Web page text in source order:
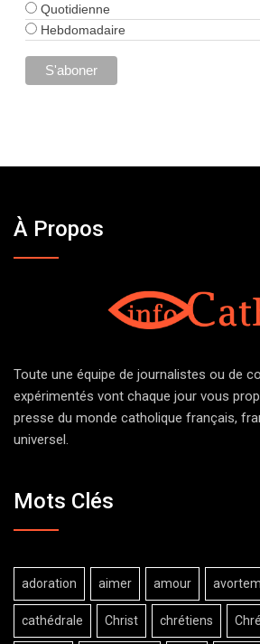
Quotidienne
Hebdomadaire
À Propos
Toute une équipe de journalistes ou de
expérimentés vont chaque jour vous
presse du monde catholique français,
universel.
Mots Clés
adoration aimer amour
cathédrale Christ chrétiens